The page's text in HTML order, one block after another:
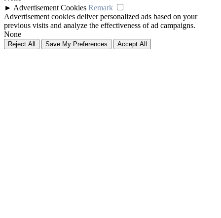
► Advertisement Cookies Remark
Advertisement cookies deliver personalized ads based on your
previous visits and analyze the effectiveness of ad campaigns.
None
Reject All Save My Preferences Accept All